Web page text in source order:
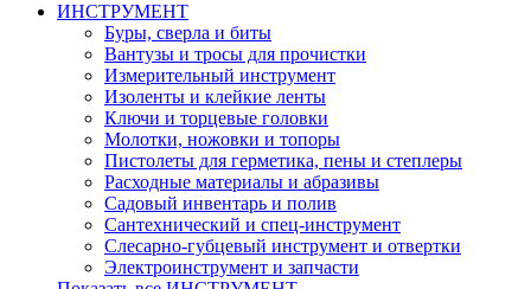
ИНСТРУМЕНТ
Буры, сверла и биты
Вантузы и тросы для прочистки
Измерительный инструмент
Изоленты и клейкие ленты
Ключи и торцевые головки
Молотки, ножовки и топоры
Пистолеты для герметика, пены и степлеры
Расходные материалы и абразивы
Садовый инвентарь и полив
Сантехнический и спец-инструмент
Слесарно-губцевый инструмент и отвертки
Электроинструмент и запчасти